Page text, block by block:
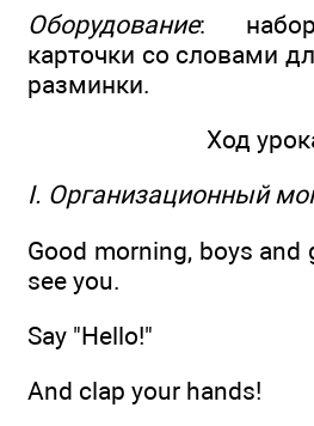
Оборудование:
карточки со словами
разминки.
Ход
I. Организационный
Good morning, boys and
see you.
Say "Hello!"
And clap your hands!